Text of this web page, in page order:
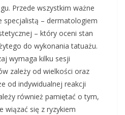
Przede wszystkim ważne
specjalistą – dermatologiem
– który oceni stan
do wykonania tatuażu.
wymaga kilku sesji
zależy od wielkości oraz
od indywidualnej reakcji
również pamiętać o tym,
wiązać się z ryzykiem